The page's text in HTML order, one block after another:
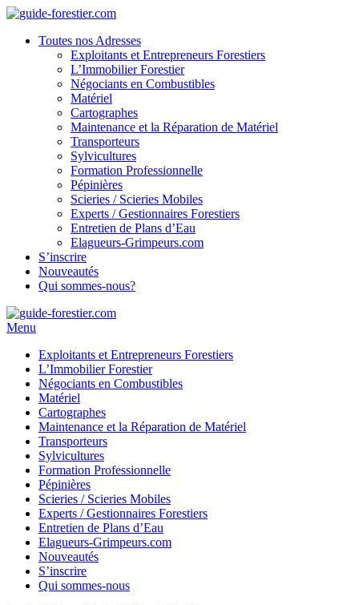
Toutes nos Adresses
Exploitants et Entrepreneurs Forestiers
L’Immobilier Forestier
Négociants en Combustibles
Matériel
Cartographes
Maintenance et la Réparation de Matériel
Transporteurs
Sylvicultures
Formation Professionnelle
Pépinières
Scieries / Scieries Mobiles
Experts / Gestionnaires Forestiers
Entretien de Plans d’Eau
Elagueurs-Grimpeurs.com
S’inscrire
Nouveautés
Qui sommes-nous?
Menu
Exploitants et Entrepreneurs Forestiers
L’Immobilier Forestier
Négociants en Combustibles
Matériel
Cartographes
Maintenance et la Réparation de Matériel
Transporteurs
Sylvicultures
Formation Professionnelle
Pépinières
Scieries / Scieries Mobiles
Experts / Gestionnaires Forestiers
Entretien de Plans d’Eau
Elagueurs-Grimpeurs.com
Nouveautés
S’inscrire
Qui sommes-nous